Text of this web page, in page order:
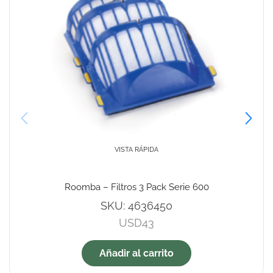
VISTA RÁPIDA
Roomba – Filtros 3 Pack Serie 600
SKU: 4636450
USD43
Añadir al carrito